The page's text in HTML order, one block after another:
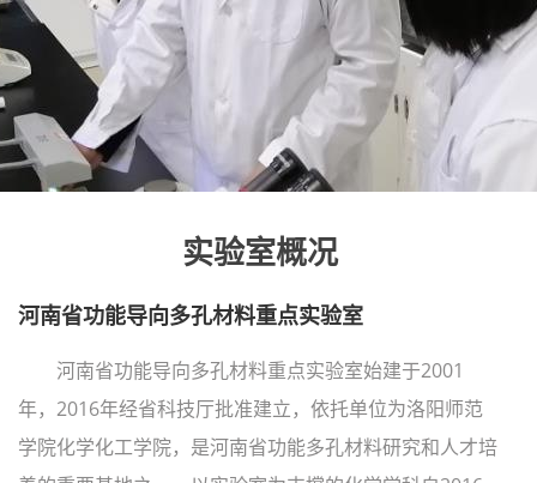
实验室概况
河南省功能导向多孔材料重点实验室
河南省功能导向多孔材料重点实验室始建于2001
年，2016年经省科技厅批准建立，依托单位为洛阳师范
学院化学化工学院，是河南省功能多孔材料研究和人才培